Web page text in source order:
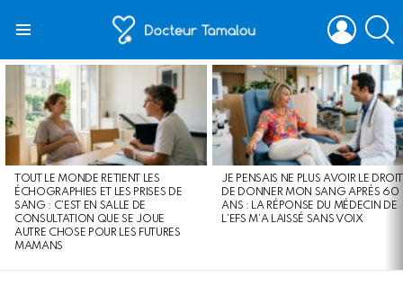
LOGIN
LATEST
STORIES
TOUT LE MONDE RETIENT LES
ÉCHOGRAPHIES ET LES PRISES DE
SANG : C’EST EN SALLE DE
CONSULTATION QUE SE JOUE
AUTRE CHOSE POUR LES FUTURES
MAMANS
JE PENSAIS NE PLUS AVOIR LE DROIT
DE DONNER MON SANG APRÈS 60
ANS : LA RÉPONSE DU MÉDECIN DE
L’EFS M’A LAISSÉ SANS VOIX